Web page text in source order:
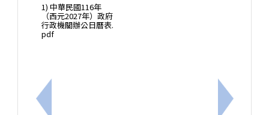
上一筆：教師法第25條及第53條條文修正案，業奉
1) 中華民國116年
（西元2027年）政府
行政機關辦公日曆表.
pdf
下一筆：